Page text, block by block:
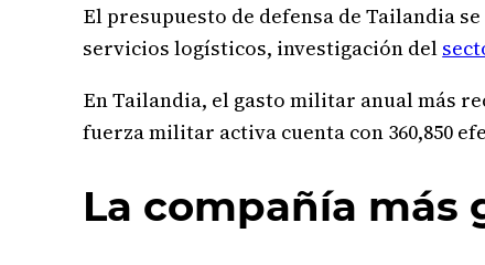
El presupuesto de defensa de Tailandia
servicios logísticos, investigación del
En Tailandia, el gasto militar anual más
fuerza militar activa cuenta con 360,850
La compañía más